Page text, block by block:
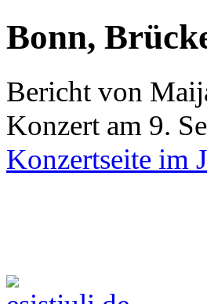
Bonn,
Bericht von
Konzert am 9.
Konzertseite im